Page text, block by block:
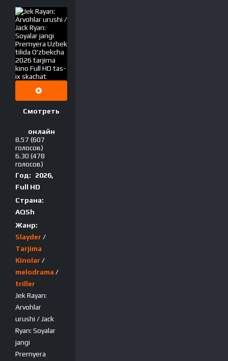
Смотреть
онлайн
8.57 (607
голосов)
6.30 (478
голосов)
Год:
2026,
Full HD
Страна:
AQSh
Жанр:
Slayder/
Tarjima
Kinolar/
melodrama /
triller
Jek Rayan:
Arvohlar
urushi / Jack
Ryan: Soyalar
jangi
Premyera